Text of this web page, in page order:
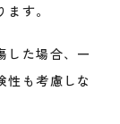
す。
した場合、一
性も考慮しな